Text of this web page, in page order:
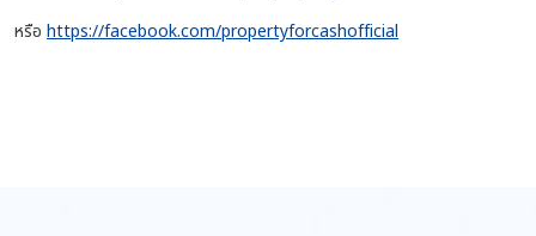
หรือ https://facebook.com/propertyforcashofficial